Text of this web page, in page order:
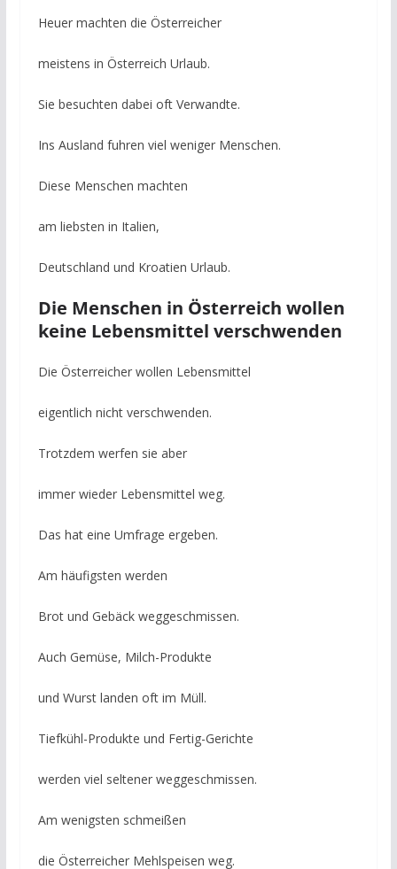
Heuer machten die Österreicher
meistens in Österreich Urlaub.
Sie besuchten dabei oft Verwandte.
Ins Ausland fuhren viel weniger Menschen.
Diese Menschen machten
am liebsten in Italien,
Deutschland und Kroatien Urlaub.
Die Menschen in Österreich wollen
keine Lebensmittel verschwenden
Die Österreicher wollen Lebensmittel
eigentlich nicht verschwenden.
Trotzdem werfen sie aber
immer wieder Lebensmittel weg.
Das hat eine Umfrage ergeben.
Am häufigsten werden
Brot und Gebäck weggeschmissen.
Auch Gemüse, Milch-Produkte
und Wurst landen oft im Müll.
Tiefkühl-Produkte und Fertig-Gerichte
werden viel seltener weggeschmissen.
Am wenigsten schmeißen
die Österreicher Mehlspeisen weg.